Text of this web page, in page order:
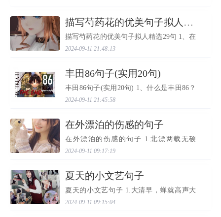
受着这一切带给我...
​描写芍药花的优美句子拟人精选29句
描写芍药花的优美句子拟人精选29句 1、在
它們有秩序地排著隊，穿著美麗的裙子等
的土壤裏鑽出一個...
2024-09-11 21:48:13
​丰田86句子(实用20句)
丰田86句子(实用20句) 1、什么是丰田86？
有出色的操控表现和动感的外观设计。 3、
同配置可供选择，...
2024-09-11 21:45:58
​在外漂泊的伤感的句子
在外漂泊的伤感的句子 1.北漂两载无硕
夜盼踏上无故里2.残阳如血如锦缎，瘦月弯
梢头。 3.流浪太久，...
2024-09-11 09:17:19
​夏天的小文艺句子
夏天的小文艺句子 1.大清早，蝉就高声大
2.今天是个好天气，不知道会不会有对象掉
2024-09-11 09:15:04